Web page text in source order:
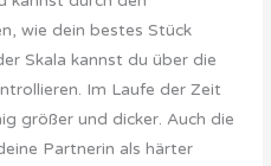
wie dein bestes Stück
Skala kannst du über die
Im Laufe der Zeit
größer und dicker. Auch die
Partnerin als härter